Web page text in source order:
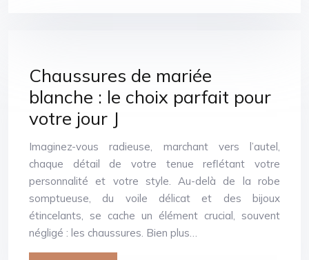
Chaussures de mariée
blanche : le choix parfait pour
votre jour J
Imaginez-vous radieuse, marchant vers l’autel,
chaque détail de votre tenue reflétant votre
personnalité et votre style. Au-delà de la robe
somptueuse, du voile délicat et des bijoux
étincelants, se cache un élément crucial, souvent
négligé : les chaussures. Bien plus…